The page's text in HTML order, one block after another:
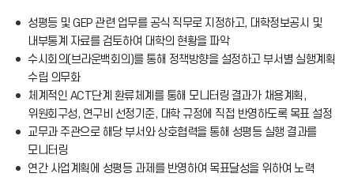
성평등 및 GEP 관련 업무를 공식 직무로 지정하고, 대학정보공시 및
내부통계 자료를 검토하여 대학의 현황을 파악
수시회의(브라운백회의)를 통해 정책방향을 설정하고 부서별 실행계획
수립 의무화
체계적인 ACT단계 환류체계를 통해 모니터링 결과가 채용계획,
위원회구성, 연구비 선정기준, 대학 규정에 직접 반영하도록 목표 설정
교무과 주관으로 해당 부서와 상호협력을 통해 성평등 실행 결과를
모니터링
연간 사업계획에 성평등 과제를 반영하여 목표달성을 위하여 노력